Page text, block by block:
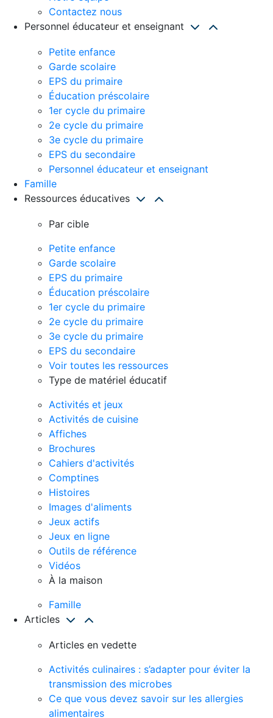
Contactez nous
Personnel éducateur et enseignant
Petite enfance
Garde scolaire
EPS du primaire
Éducation préscolaire
1er cycle du primaire
2e cycle du primaire
3e cycle du primaire
EPS du secondaire
Personnel éducateur et enseignant
Famille
Ressources éducatives
Par cible
Petite enfance
Garde scolaire
EPS du primaire
Éducation préscolaire
1er cycle du primaire
2e cycle du primaire
3e cycle du primaire
EPS du secondaire
Voir toutes les ressources
Type de matériel éducatif
Activités et jeux
Activités de cuisine
Affiches
Brochures
Cahiers d'activités
Comptines
Histoires
Images d'aliments
Jeux actifs
Jeux en ligne
Outils de référence
Vidéos
À la maison
Famille
Articles
Articles en vedette
Activités culinaires : s’adapter pour éviter la
transmission des microbes
Ce que vous devez savoir sur les allergies
alimentaires